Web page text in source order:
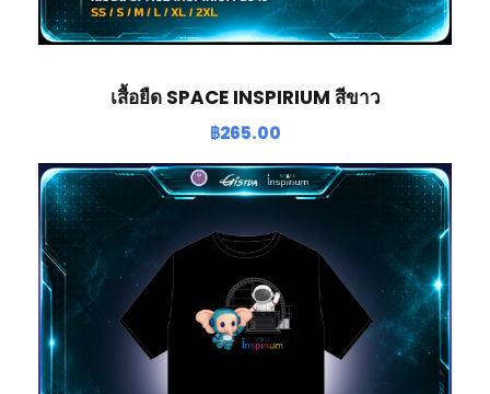
เสื้อยืด SPACE INSPIRIUM สีขาว
฿265.00